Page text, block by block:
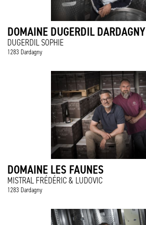
DOMAINE DUGERDIL DARDAGNY
DUGERDIL SOPHIE
1283 Dardagny
DOMAINE LES FAUNES
MISTRAL FRÉDÉRIC & LUDOVIC
1283 Dardagny